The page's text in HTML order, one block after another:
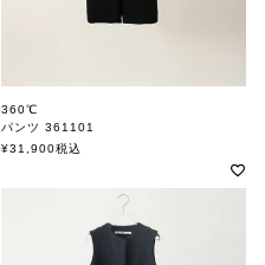
360℃
パンツ 361101
360ド
¥31,900税込